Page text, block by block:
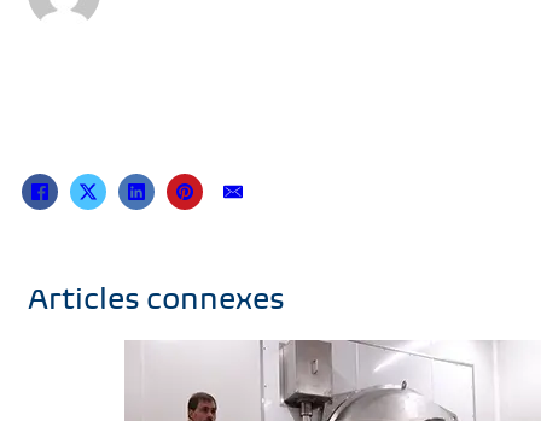
Articles connexes